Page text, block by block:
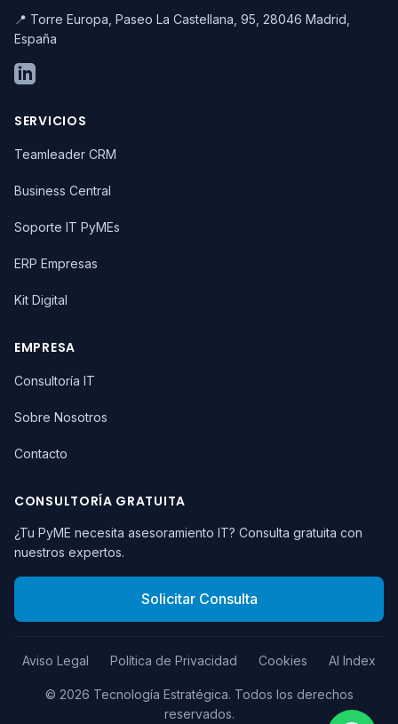
📍 Torre Europa, Paseo La Castellana, 95, 28046 Madrid,
España
SERVICIOS
Teamleader CRM
Business Central
Soporte IT PyMEs
ERP Empresas
Kit Digital
EMPRESA
Consultoría IT
Sobre Nosotros
Contacto
CONSULTORÍA GRATUITA
¿Tu PyME necesita asesoramiento IT? Consulta gratuita con
nuestros expertos.
Solicitar Consulta
Aviso Legal Política de Privacidad Cookies AI Index
© 2026 Tecnología Estratégica. Todos los derechos
reservados.